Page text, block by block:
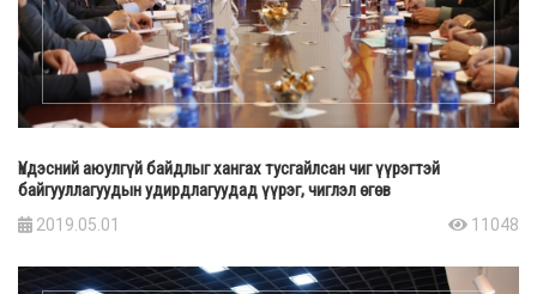
Үндэсний аюулгүй байдлыг хангах тусгайлсан чиг үүрэгтэй
байгууллагуудын удирдлагуудад үүрэг, чиглэл өгөв
2019.05.01 11048